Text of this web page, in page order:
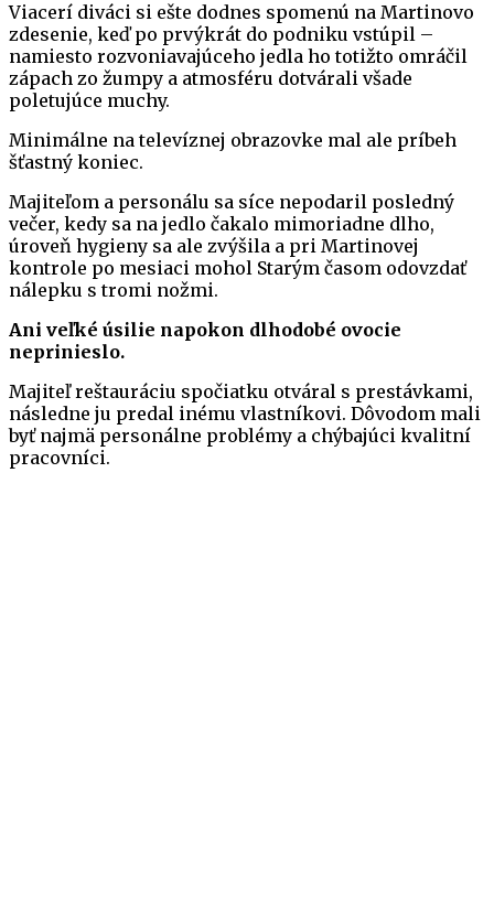
Viacerí diváci si ešte dodnes spomenú na Martinovo
zdesenie, keď po prvýkrát do podniku vstúpil –
namiesto rozvoniavajúceho jedla ho totižto omráčil
zápach zo žumpy a atmosféru dotvárali všade
poletujúce muchy.
Minimálne na televíznej obrazovke mal ale príbeh
šťastný koniec.
Majiteľom a personálu sa síce nepodaril posledný
večer, kedy sa na jedlo čakalo mimoriadne dlho,
úroveň hygieny sa ale zvýšila a pri Martinovej
kontrole po mesiaci mohol Starým časom odovzdať
nálepku s tromi nožmi.
Ani veľké úsilie napokon dlhodobé ovocie
neprinieslo.
Majiteľ reštauráciu spočiatku otváral s prestávkami,
následne ju predal inému vlastníkovi. Dôvodom mali
byť najmä personálne problémy a chýbajúci kvalitní
pracovníci.